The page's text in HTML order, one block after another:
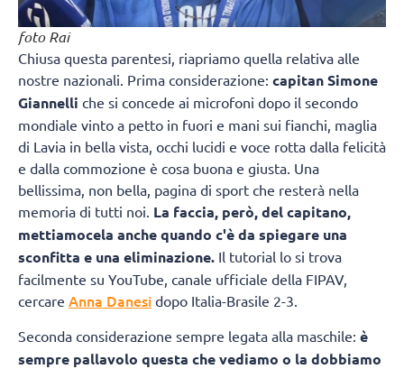
foto Rai
Chiusa questa parentesi, riapriamo quella relativa alle
nostre nazionali. Prima considerazione: capitan Simone
Giannelli che si concede ai microfoni dopo il secondo
mondiale vinto a petto in fuori e mani sui fianchi, maglia
di Lavia in bella vista, occhi lucidi e voce rotta dalla felicità
e dalla commozione è cosa buona e giusta. Una
bellissima, non bella, pagina di sport che resterà nella
memoria di tutti noi. La faccia, però, del capitano,
mettiamocela anche quando c'è da spiegare una
sconfitta e una eliminazione. Il tutorial lo si trova
facilmente su YouTube, canale ufficiale della FIPAV,
cercare Anna Danesi dopo Italia-Brasile 2-3.
Seconda considerazione sempre legata alla maschile: è
sempre pallavolo questa che vediamo o la dobbiamo